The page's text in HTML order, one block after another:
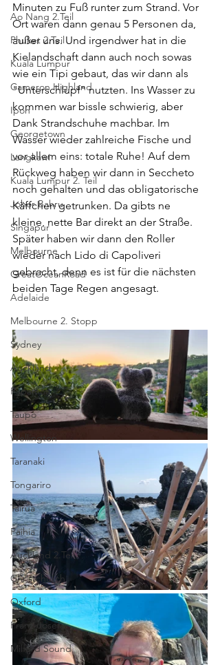
Ao Nang 2.Teil
Phuket 2.Teil
Kuala Lumpur
Cameron Highland
Ipoh
Georgetown
Langkawi
Kuala Lumpur 2. Teil
Johor Bahru
Singapur
Melbourne
GreatOceanRoad
Adelaide
Melbourne 2. Stopp
Sydney
Auckland
Papamoa
Taupo
Wellington
Taranaki
Tongariro
Tairua
Paihia
Auckland 2.Teil
Christchurch
Oxford
Franz-Josef
Milford Sound
Minuten zu Fuß runter zum Strand. Vor
Ort waren dann genau 5 Personen da,
außer uns. Und irgendwer hat in die
Kielandschaft dann auch noch sowas
wie ein Tipi gebaut, das wir dann als
"Unterschlupf" nutzten. Ins Wasser zu
kommen war bissle schwierig, aber
Dank Strandschuhe machbar. Im
Wasser wieder zahlreiche Fische und
vor allem eins: totale Ruhe! Auf dem
Rückweg haben wir dann in Seccheto
noch gehalten und das obligatorische
Käffchen getrunken. Da gibts ne
kleine, nette Bar direkt an der Straße.
Später haben wir dann den Roller
wieder nach Lido di Capoliveri
gebracht, denn es ist für die nächsten
beiden Tage Regen angesagt.